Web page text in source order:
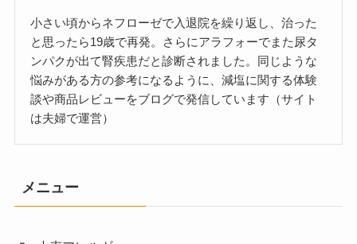
小さい頃からネフローゼで入退院を繰り返し、治った
と思ったら19歳で再発。さらにアラフォーでまた尿タ
ンパクが出て腎疾患だと診断されました。同じような
悩みがある方の参考になるように、減塩に関する体験
談や商品レビューをブログで発信しています（サイト
は夫婦で運営）
メニュー